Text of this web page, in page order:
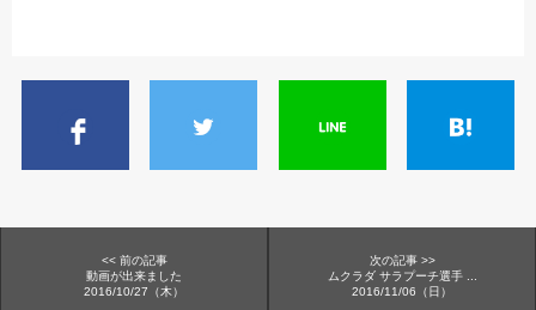
<< 前の記事
動画が出来ました
2016/10/27（木）
次の記事 >>
ムクラダ サラプーチ選手 ...
2016/11/06（日）